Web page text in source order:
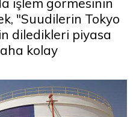
"Suudilerin Tokyo
diledikleri piyasa
kolay